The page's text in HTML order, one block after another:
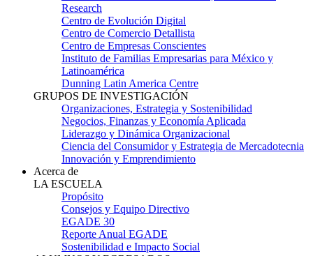
Research
Centro de Evolución Digital
Centro de Comercio Detallista
Centro de Empresas Conscientes
Instituto de Familias Empresarias para México y
Latinoamérica
Dunning Latin America Centre
GRUPOS DE INVESTIGACIÓN
Organizaciones, Estrategia y Sostenibilidad
Negocios, Finanzas y Economía Aplicada
Liderazgo y Dinámica Organizacional
Ciencia del Consumidor y Estrategia de Mercadotecnia
Innovación y Emprendimiento
Acerca de
LA ESCUELA
Propósito
Consejos y Equipo Directivo
EGADE 30
Reporte Anual EGADE
Sostenibilidad e Impacto Social